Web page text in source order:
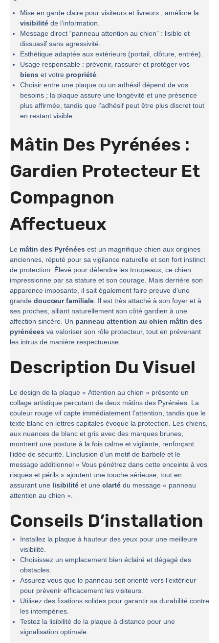
Mise en garde claire pour visiteurs et livreurs ; améliore la
visibilité de l’information.
Message direct “panneau attention au chien” : lisible et
dissuasif sans agressivité.
Esthétique adaptée aux extérieurs (portail, clôture, entrée).
Usage responsable : prévenir, rassurer et protéger vos
biens et votre propriété.
Choisir entre une plaque ou un adhésif dépend de vos
besoins ; la plaque assure une longévité et une présence
plus affirmée, tandis que l’adhésif peut être plus discret tout
en restant visible.
Mâtin Des Pyrénées :
Gardien Protecteur Et
Compagnon
Affectueux
Le mâtin des Pyrénées est un magnifique chien aux origines
anciennes, réputé pour sa vigilance naturelle et son fort instinct
de protection. Élevé pour défendre les troupeaux, ce chien
impressionne par sa stature et son courage. Mais derrière son
apparence imposante, il sait également faire preuve d’une
grande doucœur familiale. Il est très attaché à son foyer et à
ses proches, alliant naturellement son côté gardien à une
affection sincère. Un panneau attention au chien mâtin des
pyrénéees va valoriser son rôle protecteur, tout en prévenant
les intrus de manière respectueuse.
Description Du Visuel
Le design de la plaque « Attention au chien » présente un
collage artistique percutant de deux mâtins des Pyrénées. La
couleur rouge vif capte immédiatement l’attention, tandis que le
texte blanc en lettres capitales évoque la protection. Les chiens,
aux nuances de blanc et gris avec des marques brunes,
montrent une posture à la fois calme et vigilante, renforçant
l’idée de sécurité. L’inclusion d’un motif de barbelé et le
message additionnel « Vous pénétrez dans cette enceinte à vos
risques et périls » ajoutent une touche sérieuse, tout en
assurant une lisibilité et une clarté du message « panneau
attention au chien ».
Conseils D’installation
Installez la plaque à hauteur des yeux pour une meilleure
visibilité.
Choisissez un emplacement bien éclairé et dégagé des
obstacles.
Assurez-vous que le panneau soit orienté vers l’extérieur
pour prévenir efficacement les visiteurs.
Utilisez des fixations solides pour garantir sa durabilité contre
les intempéries.
Testez la lisibilité de la plaque à distance pour une
signalisation optimale.